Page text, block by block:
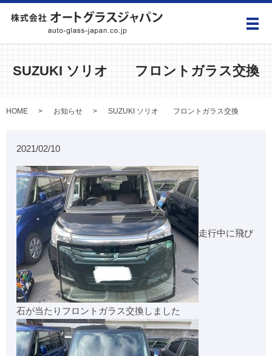
メ
SUZUKI ソリオ フロントガラス交換
HOME お知らせ SUZUKI ソリオ フロントガラス交換
2021/02/10
走行中に飛び
石が当たりフロントガラス交換しました